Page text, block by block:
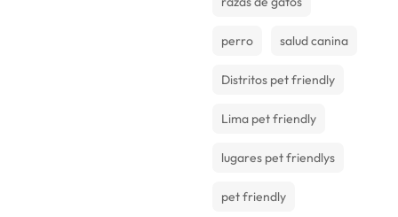
perro salud canina
Distritos pet friendly
Lima pet friendly
lugares pet friendlys
pet friendly